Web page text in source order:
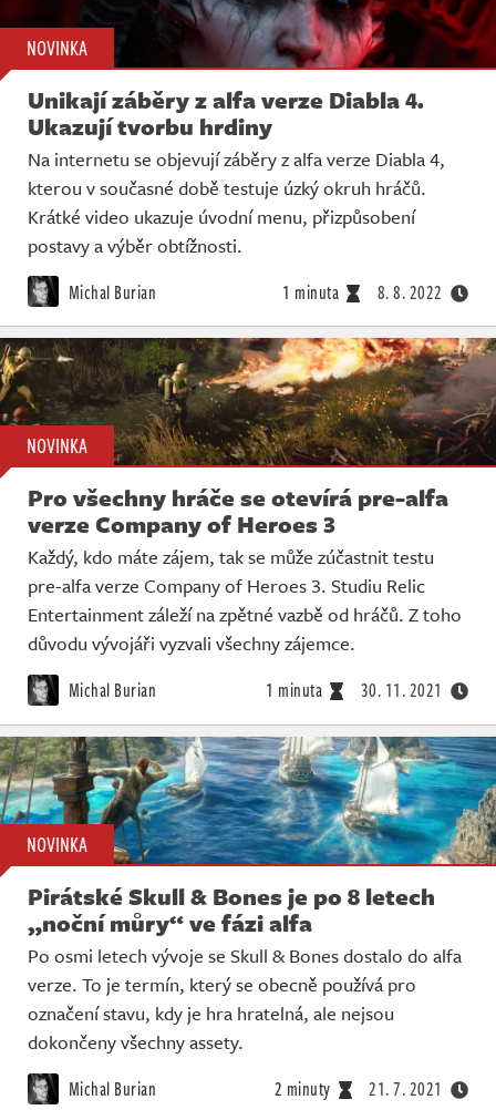
NOVINKA
Unikají záběry z alfa verze Diabla 4.
Ukazují tvorbu hrdiny
Na internetu se objevují záběry z alfa verze Diabla 4,
kterou v současné době testuje úzký okruh hráčů.
Krátké video ukazuje úvodní menu, přizpůsobení
postavy a výběr obtížnosti.
Michal Burian 1 minuta 8. 8. 2022
NOVINKA
Pro všechny hráče se otevírá pre-alfa
verze Company of Heroes 3
Každý, kdo máte zájem, tak se může zúčastnit testu
pre-alfa verze Company of Heroes 3. Studiu Relic
Entertainment záleží na zpětné vazbě od hráčů. Z toho
důvodu vývojáři vyzvali všechny zájemce.
Michal Burian 1 minuta 30. 11. 2021
NOVINKA
Pirátské Skull & Bones je po 8 letech
„noční můry“ ve fázi alfa
Po osmi letech vývoje se Skull & Bones dostalo do alfa
verze. To je termín, který se obecně používá pro
označení stavu, kdy je hra hratelná, ale nejsou
dokončeny všechny assety.
Michal Burian 2 minuty 21. 7. 2021